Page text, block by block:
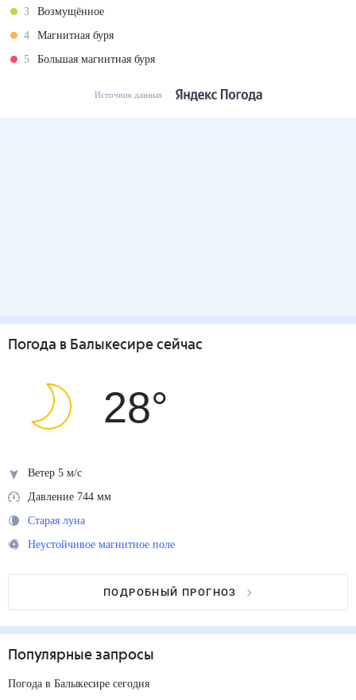
3
Возмущённое
4
Магнитная буря
5
Большая магнитная буря
Источник данных
Погода в Балыкесире сейчас
28°
Ветер 5 м/с
Давление 744 мм
Старая луна
Неустойчивое магнитное поле
ПОДРОБНЫЙ ПРОГНОЗ
Популярные запросы
Погода в Балыкесире сегодня